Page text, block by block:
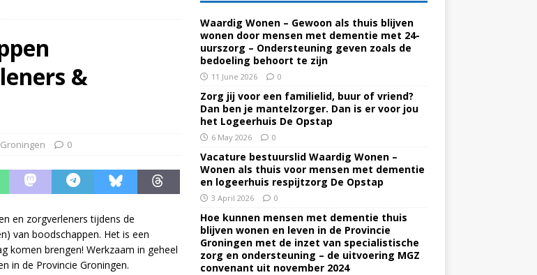
met dementie in Groningen
&
0
en zorgverleners tijdens de
van boodschappen. Het is een
komen brengen! Werkzaam in geheel
in de Provincie Groningen.
Waardig Wonen – Gewoon als thuis blijven
wonen door mensen met dementie met 24-
uurszorg – Ondersteuning geven zoals de
bedoeling behoort te zijn
11 June 2026 0
Zorg jij voor een familielid, buur of vriend?
Dan ben je mantelzorger. Dan is er voor jou
het Logeerhuis De Opstap
6 May 2026 0
Vacature bestuurslid Waardig Wonen –
Wonen als thuis voor mensen met dementie
en logeerhuis respijtzorg De Opstap
3 April 2026 0
Hoe kunnen mensen met dementie thuis
blijven wonen en leven in de Provincie
Groningen met de inzet van specialistische
zorg en ondersteuning – de uitvoering MGZ
convenant uit november 2024